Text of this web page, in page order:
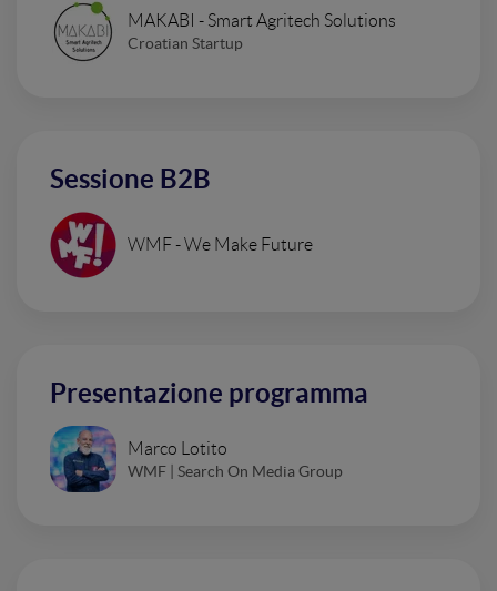
MAKABI - Smart Agritech Solutions
Croatian Startup
Sessione B2B
WMF - We Make Future
Presentazione programma
Marco Lotito
WMF | Search On Media Group